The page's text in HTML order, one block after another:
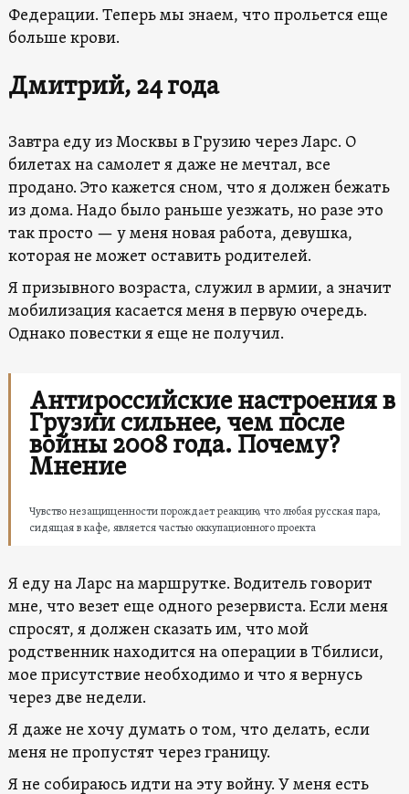
Федерации. Теперь мы знаем, что прольется еще
больше крови.
Дмитрий, 24 года
Завтра еду из Москвы в Грузию через Ларс. О
билетах на самолет я даже не мечтал, все
продано. Это кажется сном, что я должен бежать
из дома. Надо было раньше уезжать, но разе это
так просто — у меня новая работа, девушка,
которая не может оставить родителей.
Я призывного возраста, служил в армии, а значит
мобилизация касается меня в первую очередь.
Однако повестки я еще не получил.
Антироссийские настроения в
Грузии сильнее, чем после
войны 2008 года. Почему?
Мнение
Чувство незащищенности порождает реакцию, что любая русская пара,
сидящая в кафе, является частью оккупационного проекта
Я еду на Ларс на маршрутке. Водитель говорит
мне, что везет еще одного резервиста. Если меня
спросят, я должен сказать им, что мой
родственник находится на операции в Тбилиси,
мое присутствие необходимо и что я вернусь
через две недели.
Я даже не хочу думать о том, что делать, если
меня не пропустят через границу.
Я не собираюсь идти на эту войну. У меня есть